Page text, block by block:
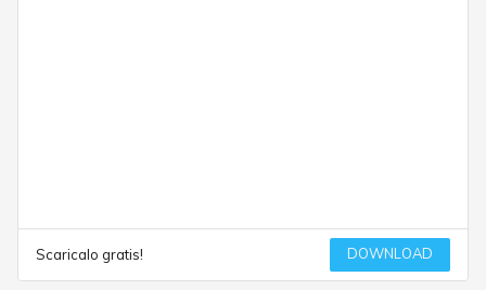
Scaricalo gratis! DOWNLOAD